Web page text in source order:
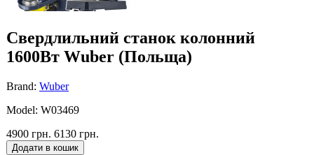
Свердлильний станок колонний
1600Вт Wuber (Польща)
Brand: Wuber
Model: W03469
4900 грн. 6130 грн.
Додати в кошик